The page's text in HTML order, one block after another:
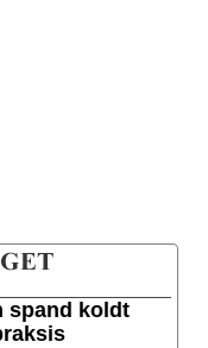
spand koldt